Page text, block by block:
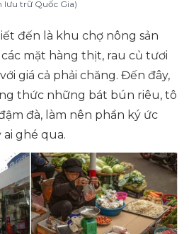
lưu trữ Quốc Gia)
đến là khu chợ nông sản
mặt hàng thịt, rau củ tươi
giá cả phải chăng. Đến đây,
thức những bát bún riêu, tô
đà, làm nên phần ký ức
ghé qua.